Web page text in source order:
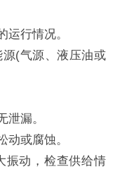
行情况。
(气源、液压油或
漏。
或腐蚀。
动，检查供给情